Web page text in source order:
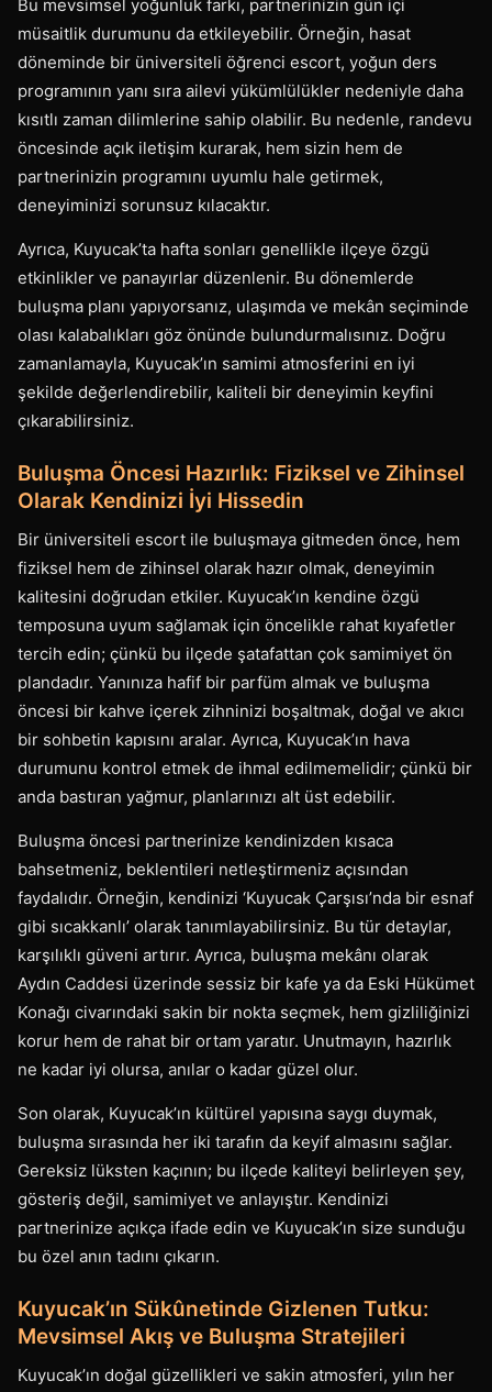
Bu mevsimsel yoğunluk farkı, partnerinizin gün içi
müsaitlik durumunu da etkileyebilir. Örneğin, hasat
döneminde bir üniversiteli öğrenci escort, yoğun ders
programının yanı sıra ailevi yükümlülükler nedeniyle daha
kısıtlı zaman dilimlerine sahip olabilir. Bu nedenle, randevu
öncesinde açık iletişim kurarak, hem sizin hem de
partnerinizin programını uyumlu hale getirmek,
deneyiminizi sorunsuz kılacaktır.
Ayrıca, Kuyucak’ta hafta sonları genellikle ilçeye özgü
etkinlikler ve panayırlar düzenlenir. Bu dönemlerde
buluşma planı yapıyorsanız, ulaşımda ve mekân seçiminde
olası kalabalıkları göz önünde bulundurmalısınız. Doğru
zamanlamayla, Kuyucak’ın samimi atmosferini en iyi
şekilde değerlendirebilir, kaliteli bir deneyimin keyfini
çıkarabilirsiniz.
Buluşma Öncesi Hazırlık: Fiziksel ve Zihinsel
Olarak Kendinizi İyi Hissedin
Bir üniversiteli escort ile buluşmaya gitmeden önce, hem
fiziksel hem de zihinsel olarak hazır olmak, deneyimin
kalitesini doğrudan etkiler. Kuyucak’ın kendine özgü
temposuna uyum sağlamak için öncelikle rahat kıyafetler
tercih edin; çünkü bu ilçede şatafattan çok samimiyet ön
plandadır. Yanınıza hafif bir parfüm almak ve buluşma
öncesi bir kahve içerek zihninizi boşaltmak, doğal ve akıcı
bir sohbetin kapısını aralar. Ayrıca, Kuyucak’ın hava
durumunu kontrol etmek de ihmal edilmemelidir; çünkü bir
anda bastıran yağmur, planlarınızı alt üst edebilir.
Buluşma öncesi partnerinize kendinizden kısaca
bahsetmeniz, beklentileri netleştirmeniz açısından
faydalıdır. Örneğin, kendinizi ‘Kuyucak Çarşısı’nda bir esnaf
gibi sıcakkanlı’ olarak tanımlayabilirsiniz. Bu tür detaylar,
karşılıklı güveni artırır. Ayrıca, buluşma mekânı olarak
Aydın Caddesi üzerinde sessiz bir kafe ya da Eski Hükümet
Konağı civarındaki sakin bir nokta seçmek, hem gizliliğinizi
korur hem de rahat bir ortam yaratır. Unutmayın, hazırlık
ne kadar iyi olursa, anılar o kadar güzel olur.
Son olarak, Kuyucak’ın kültürel yapısına saygı duymak,
buluşma sırasında her iki tarafın da keyif almasını sağlar.
Gereksiz lüksten kaçının; bu ilçede kaliteyi belirleyen şey,
gösteriş değil, samimiyet ve anlayıştır. Kendinizi
partnerinize açıkça ifade edin ve Kuyucak’ın size sunduğu
bu özel anın tadını çıkarın.
Kuyucak’ın Sükûnetinde Gizlenen Tutku:
Mevsimsel Akış ve Buluşma Stratejileri
Kuyucak’ın doğal güzellikleri ve sakin atmosferi, yılın her